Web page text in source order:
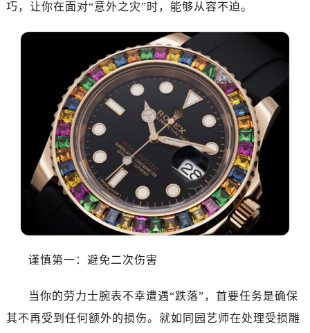
巧，让你在面对“意外之灾”时，能够从容不迫。
谨慎第一：避免二次伤害
当你的劳力士腕表不幸遭遇“跌落”，首要任务是确保
其不再受到任何额外的损伤。就如同园艺师在处理受损雕